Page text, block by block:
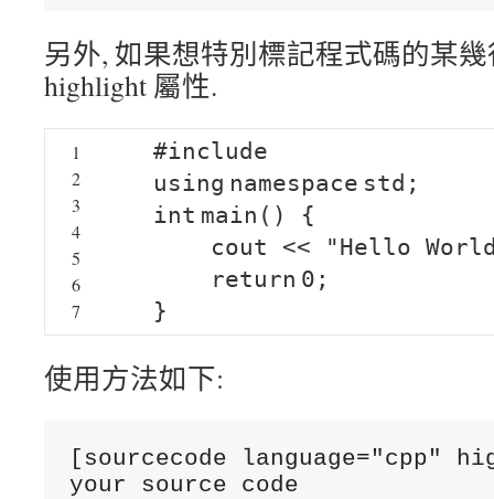
另外, 如果想特別標記程式碼的某
highlight 屬性.
1
2
3
4
5
6
7
#include
using namespace std;
int main() {
cout <<
"Hello
return 0;
}
使用方法如下:
[sourcecode language="cpp"
your source code